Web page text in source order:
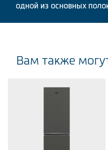
одной из основных
Вам также